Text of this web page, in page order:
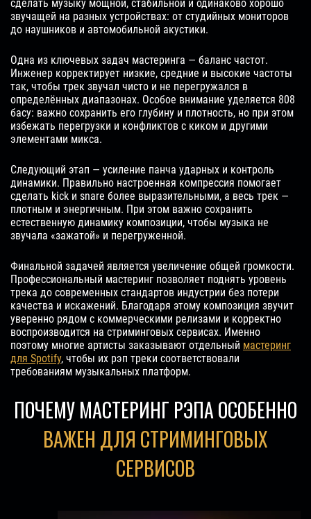
сделать музыку мощной, стабильной и одинаково хорошо
звучащей на разных устройствах: от студийных мониторов
до наушников и автомобильной акустики.
Одна из ключевых задач мастеринга — баланс частот.
Инженер корректирует низкие, средние и высокие частоты
так, чтобы трек звучал чисто и не перегружался в
определённых диапазонах. Особое внимание уделяется 808
басу: важно сохранить его глубину и плотность, но при этом
избежать перегрузки и конфликтов с киком и другими
элементами микса.
Следующий этап — усиление панча ударных и контроль
динамики. Правильно настроенная компрессия помогает
сделать kick и snare более выразительными, а весь трек —
плотным и энергичным. При этом важно сохранить
естественную динамику композиции, чтобы музыка не
звучала «зажатой» и перегруженной.
Финальной задачей является увеличение общей громкости.
Профессиональный мастеринг позволяет поднять уровень
трека до современных стандартов индустрии без потери
качества и искажений. Благодаря этому композиция звучит
уверенно рядом с коммерческими релизами и корректно
воспроизводится на стриминговых сервисах. Именно
поэтому многие артисты заказывают отдельный мастеринг
для Spotify, чтобы их рэп треки соответствовали
требованиям музыкальных платформ.
ПОЧЕМУ МАСТЕРИНГ РЭПА ОСОБЕННО
ВАЖЕН ДЛЯ СТРИМИНГОВЫХ
СЕРВИСОВ